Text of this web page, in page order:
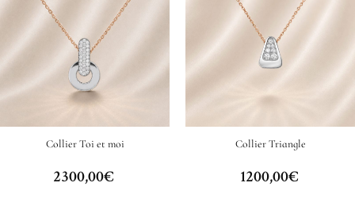
Collier Toi et moi
2300,00€
Collier Triangle
1200,00€